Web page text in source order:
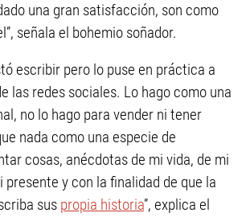
una gran satisfacción, son como
señala el bohemio soñador.
escribir pero lo puse en práctica a
las redes sociales. Lo hago como una
no lo hago para vender ni tener
nada como una especie de
cosas, anécdotas de mi vida, de mi
y con la finalidad de que la
sus propia historia”, explica el